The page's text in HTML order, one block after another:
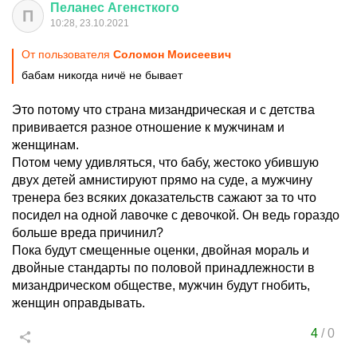
П Пеланес Агенсткого
10:28, 23.10.2021
От пользователя Соломон Моисеевич
бабам никогда ничё не бывает
Это потому что страна мизандрическая и с детства
прививается разное отношение к мужчинам и
женщинам.
Потом чему удивляться, что бабу, жестоко убившую
двух детей амнистируют прямо на суде, а мужчину
тренера без всяких доказательств сажают за то что
посидел на одной лавочке с девочкой. Он ведь гораздо
больше вреда причинил?
Пока будут смещенные оценки, двойная мораль и
двойные стандарты по половой принадлежности в
мизандрическом обществе, мужчин будут гнобить,
женщин оправдывать.
4/0